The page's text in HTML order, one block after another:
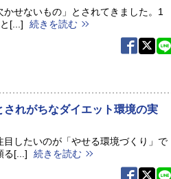
せないもの」とされてきました。1
[...]
続きを読む
れがちなダイエット環境の実
したいのが「やせる環境づくり」で
る[...]
続きを読む